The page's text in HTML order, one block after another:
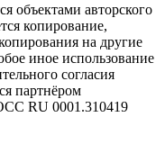
объектами авторского
копирование,
на другие
иное использование
согласия
партнёром
RU 0001.310419